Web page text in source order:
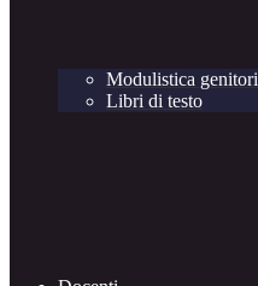
Modulistica genitori
Libri di testo